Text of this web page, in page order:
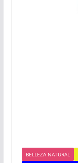
BELLEZA NATURAL